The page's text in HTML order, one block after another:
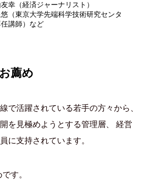
幸（経済ジャーナリスト）
（東京大学先端科学技術研究センタ
講師）など
薦め
で活躍されている若手の方々から、
を見極めようとする管理層、 経営
に支持されています。
す。